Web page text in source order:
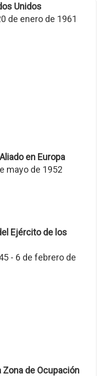
Unidos
de enero de 1961
en Europa
mayo de 1952
Ejército de los
- 6 de febrero de
Zona de Ocupación